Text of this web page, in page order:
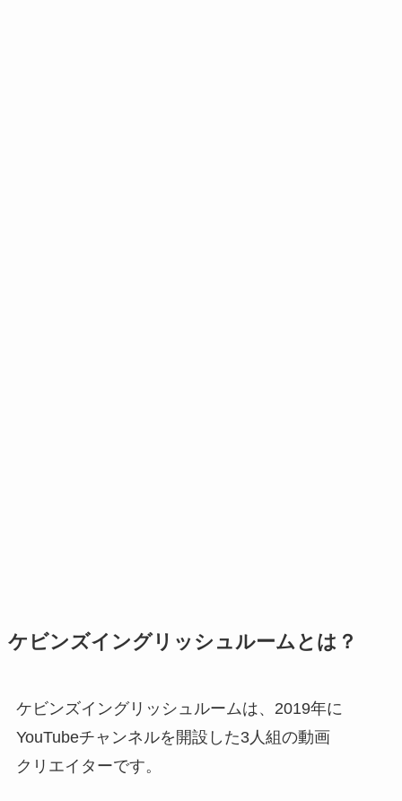
ケビンズイングリッシュルームとは？
ケビンズイングリッシュルームは、2019年に
YouTubeチャンネルを開設した3人組の動画
クリエイターです。